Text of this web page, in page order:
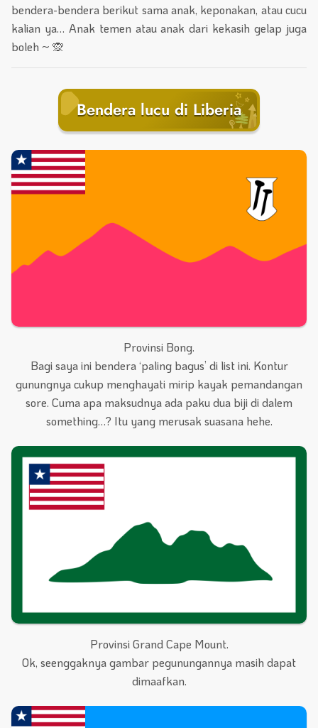
bendera-bendera berikut sama anak, keponakan, atau cucu
kalian ya… Anak temen atau anak dari kekasih gelap juga
boleh ~ 🙊
Bendera lucu di Liberia
Provinsi Bong.
Bagi saya ini bendera ‘paling bagus’ di list ini. Kontur
gunungnya cukup menghayati mirip kayak pemandangan
sore. Cuma apa maksudnya ada paku dua biji di dalem
something…? Itu yang merusak suasana hehe.
Provinsi Grand Cape Mount.
Ok, seenggaknya gambar pegunungannya masih dapat
dimaafkan.